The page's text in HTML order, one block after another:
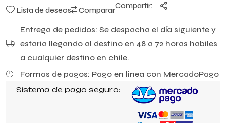
Lista de deseos CompararCompartir:
Entrega de pedidos: Se despacha el día siguiente y
estaria llegando al destino en 48 a 72 horas habiles
a cualquier destino en chile.
Formas de pagos: Pago en linea con MercadoPago
Sistema de pago seguro: